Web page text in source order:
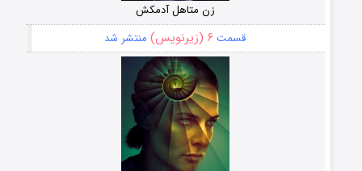
زن متاهل آدمکش
قسمت ۶ (زیرنویس) منتشر شد